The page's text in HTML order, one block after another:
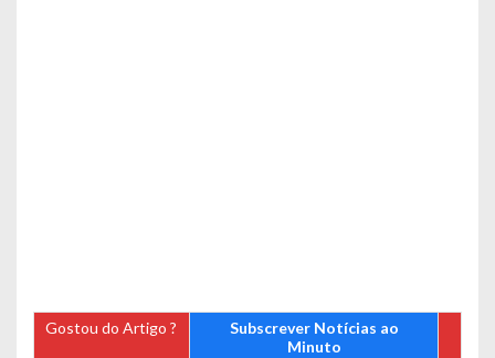
Gostou do Artigo ?
Subscrever Notícias ao
Minuto